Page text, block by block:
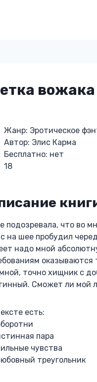
вожака
Жанр: Эротическое
Автор: Элис Карма
Бесплатно: нет
18
подозревала, что во
на шее пробудил
надо мной
оказываются
точно хищник с
Сможет ли мой
есть:
пара
чувства
треугольник